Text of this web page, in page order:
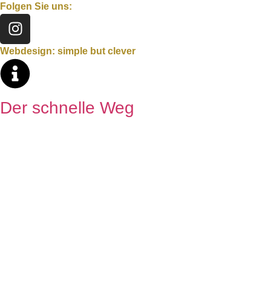
Folgen Sie uns:
Webdesign: simple but clever
Der schnelle Weg